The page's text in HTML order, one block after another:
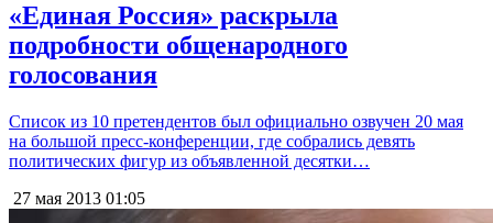
«Единая Россия» раскрыла
подробности общенародного
голосования
Список из 10 претендентов был официально озвучен 20 мая
на большой пресс-конференции, где собрались девять
политических фигур из объявленной десятки…
27 мая 2013 01:05